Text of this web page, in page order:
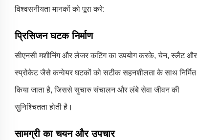
विश्वसनीयता मानकों को पूरा करे:
प्रिसिजन घटक निर्माण
सीएनसी मशीनिंग और लेजर कटिंग का उपयोग करके, चेन, स्लैट और
स्प्रोकेट जैसे कन्वेयर घटकों को सटीक सहनशीलता के साथ निर्मित
किया जाता है, जिससे सुचारु संचालन और लंबे सेवा जीवन की
सुनिश्चितता होती है।
सामग्री का चयन और उपचार